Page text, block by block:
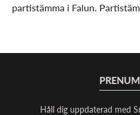
partistämma i Falun.
och huruvida snus ska
Håll dig uppdaterad med